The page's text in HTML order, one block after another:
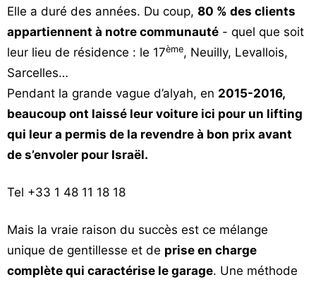
Elle a duré des années. Du coup, 80 % des clients
appartiennent à notre communauté - quel que soit
leur lieu de résidence : le 17ème, Neuilly, Levallois,
Sarcelles…
Pendant la grande vague d’alyah, en 2015-2016,
beaucoup ont laissé leur voiture ici pour un lifting
qui leur a permis de la revendre à bon prix avant
de s’envoler pour Israël.
Tel +33 1 48 11 18 18
Mais la vraie raison du succès est ce mélange
unique de gentillesse et de prise en charge
complète qui caractérise le garage. Une méthode